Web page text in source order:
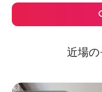
近場